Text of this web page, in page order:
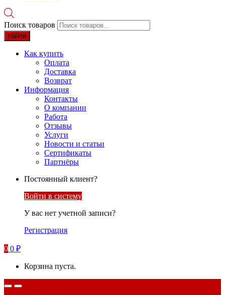
Поиск товаров
Найти
Как купить
Оплата
Доставка
Возврат
Информация
Контакты
О компании
Работа
Отзывы
Услуги
Новости и статьи
Сертификаты
Партнёры
Постоянный клиент?
Войти в систему
У вас нет учетной записи?
Регистрация
0 0 ₽
Корзина пуста.